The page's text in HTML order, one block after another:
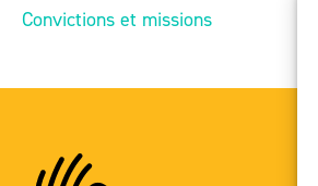
Convictions et missions